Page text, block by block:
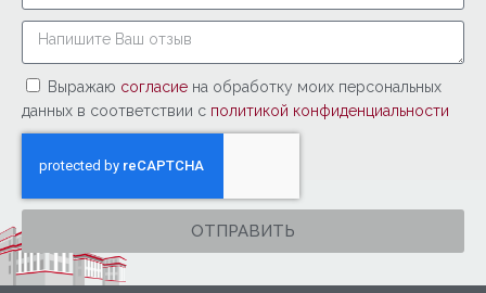
Выражаю согласие на обработку моих персональных
данных в соответствии с политикой конфиденциальности
ОТПРАВИТЬ